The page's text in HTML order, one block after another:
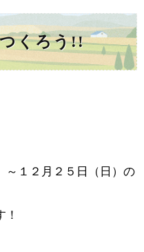
くろう!!
～１２月２５日（日）の